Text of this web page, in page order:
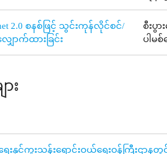
2.0 စနစ်ဖြင့် သွင်းကုန်လိုင်စင်/
ျှောက်ထားခြင်း
စီးပွ
ပါမစ်
ား
ရေးနှင့်ကူးသန်းရောင်းဝယ်ရေးဝန်ကြီးဌာ